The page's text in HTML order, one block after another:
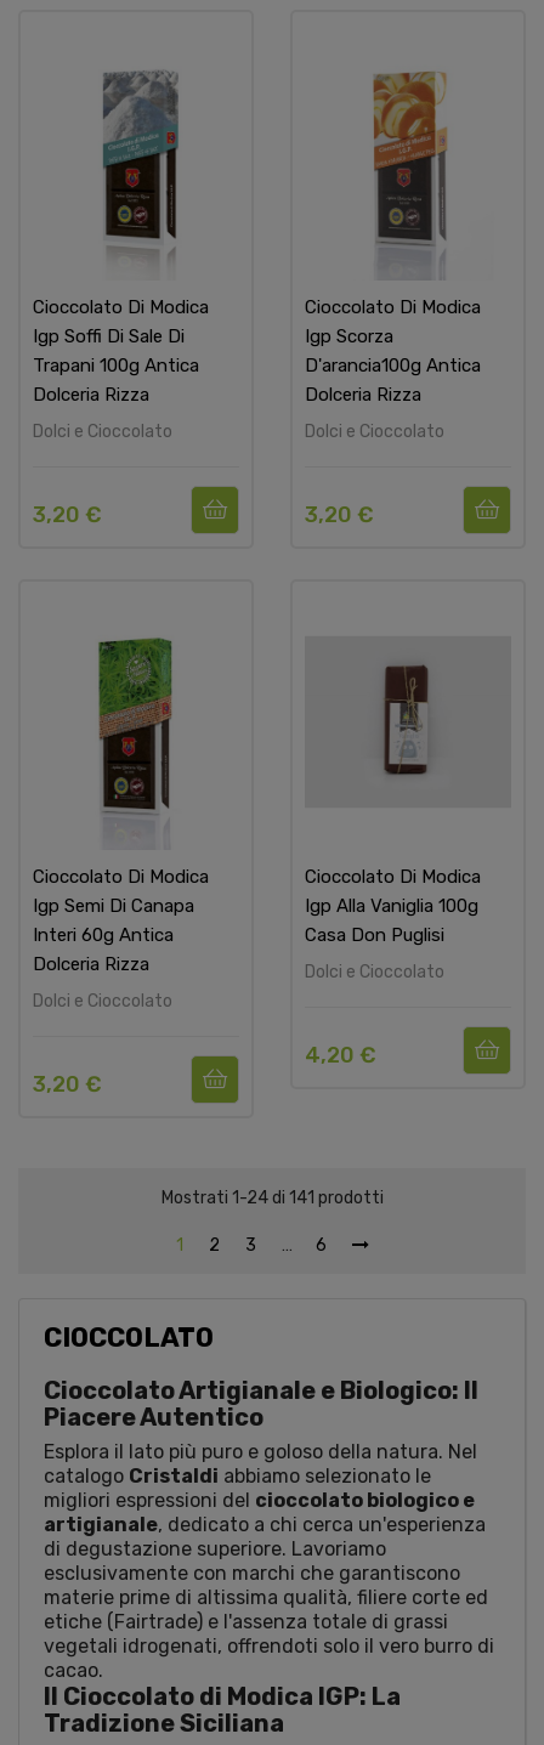
Cioccolato Di Modica
Igp Soffi Di Sale Di
Trapani 100g Antica
Dolceria Rizza
Dolci e Cioccolato
3,20 €
Cioccolato Di Modica
Igp Scorza
D'arancia100g Antica
Dolceria Rizza
Dolci e Cioccolato
3,20 €
Cioccolato Di Modica
Igp Semi Di Canapa
Interi 60g Antica
Dolceria Rizza
Dolci e Cioccolato
3,20 €
Cioccolato Di Modica
Igp Alla Vaniglia 100g
Casa Don Puglisi
Dolci e Cioccolato
4,20 €
Mostrati 1-24 di 141 prodotti
1 2 3 … 6
CIOCCOLATO
Cioccolato Artigianale e Biologico: Il
Piacere Autentico
Esplora il lato più puro e goloso della natura. Nel
catalogo Cristaldi abbiamo selezionato le
migliori espressioni del cioccolato biologico e
artigianale, dedicato a chi cerca un'esperienza
di degustazione superiore. Lavoriamo
esclusivamente con marchi che garantiscono
materie prime di altissima qualità, filiere corte ed
etiche (Fairtrade) e l'assenza totale di grassi
vegetali idrogenati, offrendoti solo il vero burro di
cacao.
Il Cioccolato di Modica IGP: La
Tradizione Siciliana